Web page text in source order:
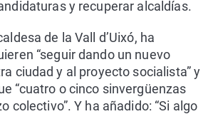
y recuperar alcaldías.
de la Vall d’Uixó, ha
“seguir dando un nuevo
ciudad y al proyecto socialista” y
“cuatro o cinco sinvergüenzas
colectivo”. Y ha añadido: “Si algo